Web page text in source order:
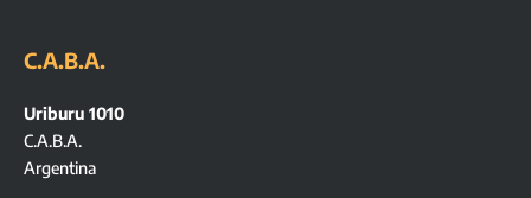
C.A.B.A.
Uriburu 1010
C.A.B.A.
Argentina